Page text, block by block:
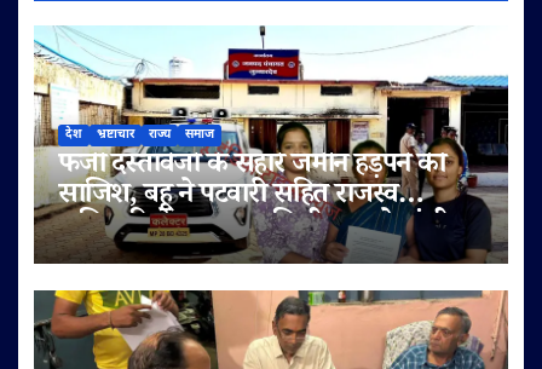
देश भ्रष्टाचार राज्य समाज
फर्जी दस्तावेजों के सहारे जमीन हड़पने की
साजिश, बहू ने पटवारी सहित राजस्व
अधिकारियों पर लगाए मिलीभगत के गंभीर
आरोप